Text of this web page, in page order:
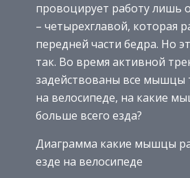
провоцирует работу
– четырехглавой, которая
передней части бедра. Но
так. Во время активной
задействованы все мышцы
на велосипеде, на какие
больше всего езда?
Диаграмма какие мышцы
езде на велосипеде